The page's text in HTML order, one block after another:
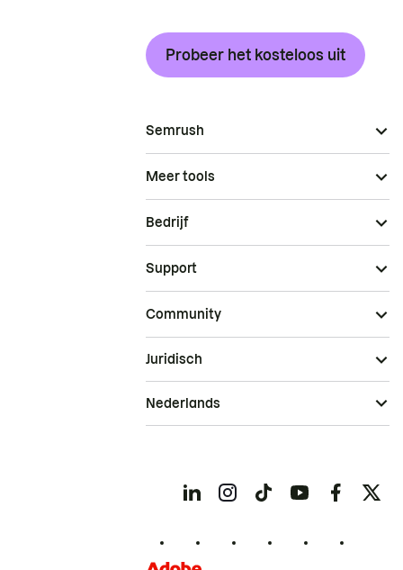
Probeer het kosteloos uit
Semrush
Meer tools
Bedrijf
Support
Community
Juridisch
Nederlands